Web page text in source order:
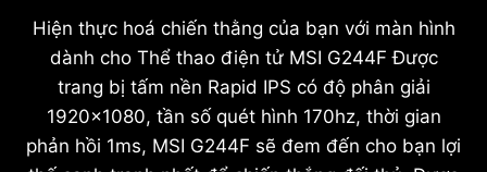
Hiện thực hoá chiến thằng của bạn với màn hình
dành cho Thể thao điện tử MSI G244F Được
trang bị tấm nền Rapid IPS có độ phân giải
1920x1080, tần số quét hình 170hz, thời gian
phản hồi 1ms, MSI G244F sẽ đem đến cho bạn lợi